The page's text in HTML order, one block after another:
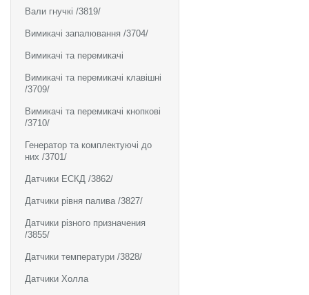
Вали гнучкі /3819/
Вимикачі запалювання /3704/
Вимикачі та перемикачі
Вимикачі та перемикачі клавішні
/3709/
Вимикачі та перемикачі кнопкові
/3710/
Генератор та комплектуючі до
них /3701/
Датчики ЕСКД /3862/
Датчики рівня палива /3827/
Датчики різного призначения
/3855/
Датчики температури /3828/
Датчики Холла